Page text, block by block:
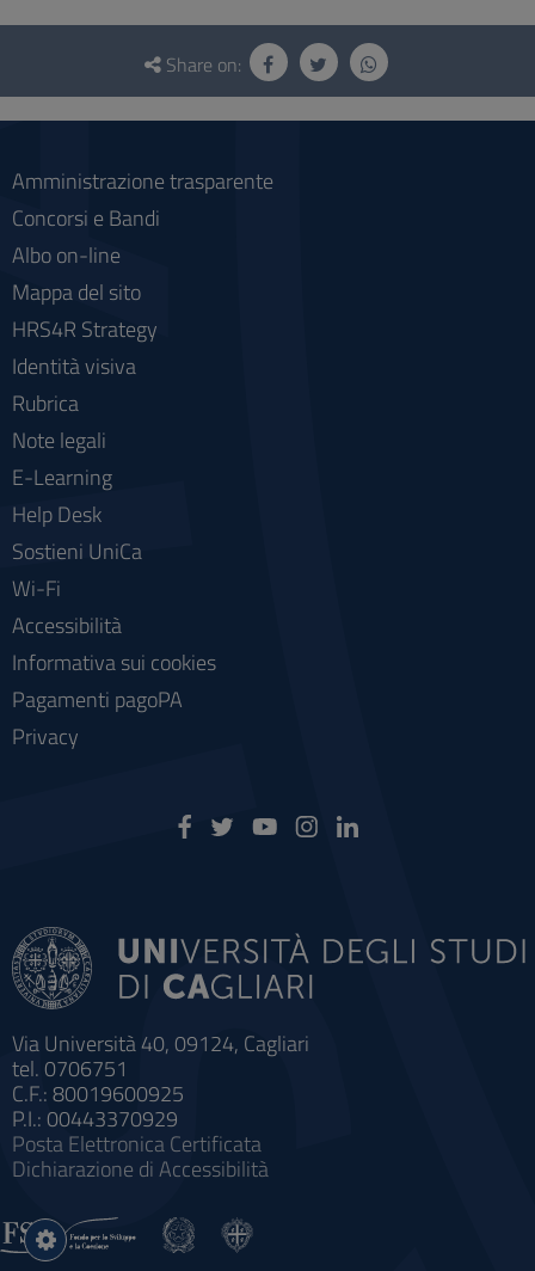
Questionnaire
social
Share on:
Via Università 40, 09124, Cagliari
tel. 0706751
C.F.: 80019600925
P.I.: 00443370929
Posta Elettronica Certificata
Dichiarazione di Accessibilità
Amministrazione trasparente
Concorsi e Bandi
Albo on-line
Mappa del sito
HRS4R Strategy
Identità visiva
Rubrica
Note legali
E-Learning
Help Desk
Sostieni UniCa
Wi-Fi
Accessibilità
Informativa sui cookies
Pagamenti pagoPA
Privacy
Impostazioni
cookie